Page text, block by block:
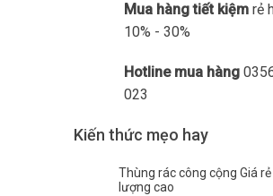
Mua hàng tiết kiệm rẻ
10% - 30%
Hotline mua hàng
023
Kiến thức mẹo hay
Thùng rác công cộng Giá
lượng cao